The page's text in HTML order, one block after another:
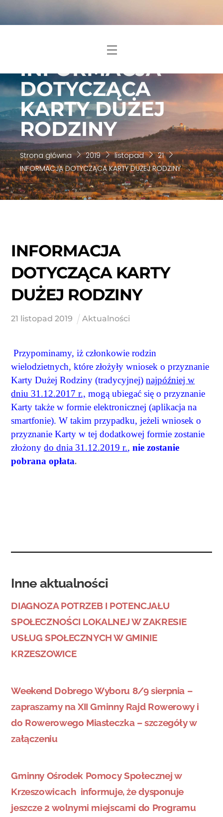
Menu
INFORMACJA
DOTYCZĄCA
KARTY DUŻEJ
RODZINY
Strona główna 2019 listopad
21
INFORMACJA DOTYCZĄCA KARTY DUŻEJ RODZINY
INFORMACJA
DOTYCZĄCA KARTY
DUŻEJ RODZINY
21 listopad 2019 Aktualności
Przypominamy, iż członkowie rodzin
wielodzietnych, które złożyły wniosek o przyznanie
Karty Dużej Rodziny (tradycyjnej)najpóźniej w
dniu 31.12.2017 r., mogą ubiegać się o przyznanie
Karty także w formie elektronicznej (aplikacja na
smartfonie). W takim przypadku, jeżeli wniosek o
przyznanie Karty w tej dodatkowej formie zostanie
złożonydo dnia 31.12.2019 r.,nie zostanie
pobrana opłata.
Inne aktualności
DIAGNOZA POTRZEB I POTENCJAŁU
SPOŁECZNOŚCI LOKALNEJ W ZAKRESIE
USŁUG SPOŁECZNYCH W GMINIE
KRZESZOWICE
Weekend Dobrego Wyboru 8/9 sierpnia –
zapraszamy na XII Gminny Rajd Rowerowy i
do Rowerowego Miasteczka – szczegóły w
załączeniu
Gminny Ośrodek Pomocy Społecznej w
Krzeszowicach informuje, że dysponuje
jeszcze 2 wolnymi miejscami do Programu